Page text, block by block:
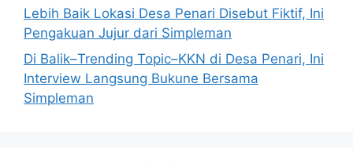
Lebih Baik Lokasi Desa Penari Disebut Fiktif, Ini
Pengakuan Jujur dari Simpleman
Di Balik–Trending Topic–KKN di Desa Penari, Ini
Interview Langsung Bukune Bersama
Simpleman